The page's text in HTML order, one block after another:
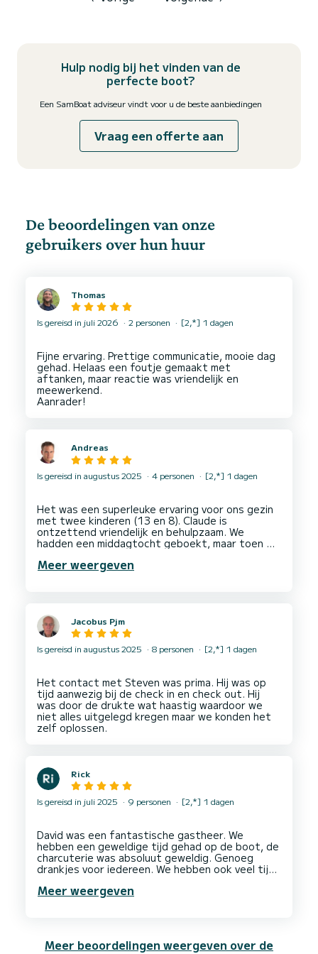
Hulp nodig bij het vinden van de
perfecte boot?
Een SamBoat adviseur vindt voor u de beste aanbiedingen
Vraag een offerte aan
De beoordelingen van onze
gebruikers over hun huur
Thomas
Is gereisd in juli 2026 2 personen [2,*] 1 dagen
Fijne ervaring. Prettige communicatie, mooie dag
gehad. Helaas een foutje gemaakt met
aftanken, maar reactie was vriendelijk en
meewerkend.
Andreas
Is gereisd in augustus 2025 4 personen [2,*] 1 dagen
Het was een superleuke ervaring voor ons gezin
met twee kinderen (13 en 8). Claude is
ontzettend vriendelijk en behulpzaam. We
hadden een middagtocht geboekt, maar toen we
middags minder goed zou zijn, vroegen we of we
eerder konden vertrekken. Geen enkel probleem!
en gesnorkeld.
Echt top. Deze boottocht raden we absoluut
Meer weergeven
Jacobus Pjm
Is gereisd in augustus 2025 8 personen [2,*] 1 dagen
Het contact met Steven was prima. Hij was op
tijd aanwezig bij de check in en check out. Hij
was door de drukte wat haastig waardoor we
niet alles uitgelegd kregen maar we konden het
Rick
Is gereisd in juli 2025 9 personen [2,*] 1 dagen
David was een fantastische gastheer. We
hebben een geweldige tijd gehad op de boot, de
charcuterie was absoluut geweldig. Genoeg
drankjes voor iedereen. We hebben ook veel tijd
Meer weergeven
Meer beoordelingen weergeven over de